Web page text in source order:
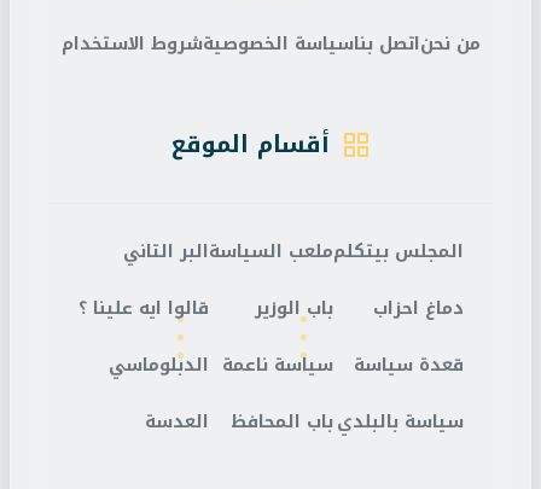
من نحناتصل بناسياسة الخصوصيةشروط الاستخدام
أقسام الموقع
المجلس بيتكلم
دماغ احزاب
قعدة سياسة
سياسة بالبلدي
ملعب السياسة
باب الوزير
سياسة ناعمة
باب المحافظ
البر التاني
قالوا ايه علينا ؟
الدبلوماسي
العدسة